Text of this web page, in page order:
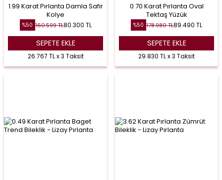
1.99 Karat Pırlanta Damla Safir
Kolye
%50 160.599TL80.300 TL
SEPETE EKLE
26.767 TL x 3 Taksit
0.70 Karat Pırlanta Oval
Tektaş Yüzük
%50 178.980TL89.490 TL
SEPETE EKLE
29.830 TL x 3 Taksit